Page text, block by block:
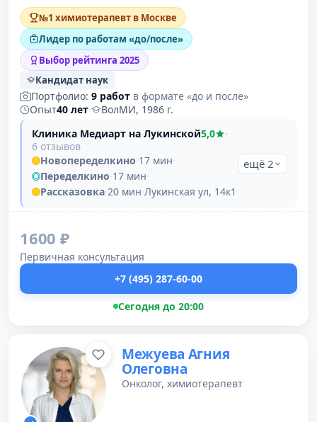
№1 химиотерапевт в Москве
Лидер по работам «до/после»
Выбор рейтинга 2025
Кандидат наук
Портфолио: 9 работ в формате «до и после»
Опыт40 лет·
ВолМИ, 1986 г.
Клиника Медиарт на Лукинской5,0
·
6 отзывов
Новопеределкино·17 мин·
Переделкино·17 мин·
Рассказовка·20 мин·Лукинская ул, 14к1
ещё 2
1600 ₽
Первичная консультация
+7 (495) 287-60-00
Сегодня до 20:00
Межуева Агния
Олеговна
Онколог, химиотерапевт